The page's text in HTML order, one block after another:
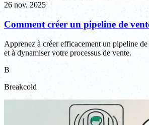
26 nov. 2025
Comment créer un pipeline de
Apprenez à créer efficacement un pipeline
et à dynamiser votre processus de vente.
B
Breakcold